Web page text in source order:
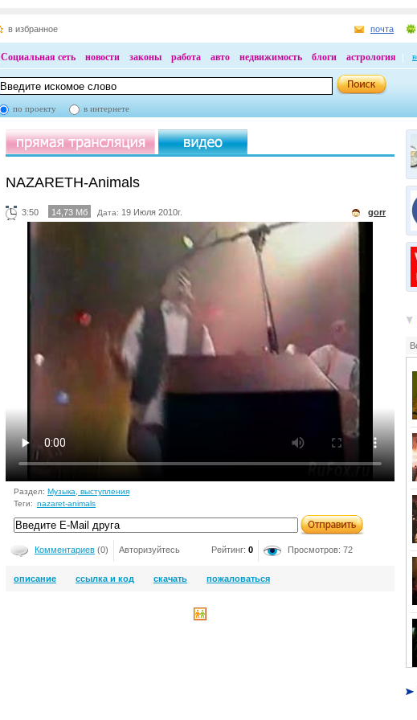
в избранное почта
Социальная сеть новости законы работа авто недвижимость блоги астрология
по проекту в интернете
NAZARETH-Animals
3:50 14,73 Мб Дата: 19 Июля 2010г. gorr
Раздел: Музыка, выступления
Теги: nazaret-animals
Комментариев (0) Авторизуйтесь Рейтинг: 0 Просмотров: 72
описание ссылка и код скачать пожаловаться